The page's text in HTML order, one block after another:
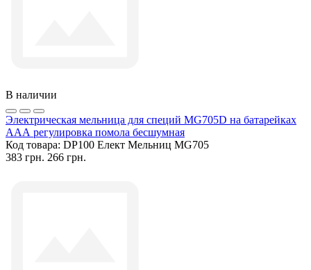
В наличии
Электрическая мельница для специй MG705D на батарейках
ААА регулировка помола бесшумная
Код товара: DP100 Елект Мельниц MG705
383 грн. 266 грн.